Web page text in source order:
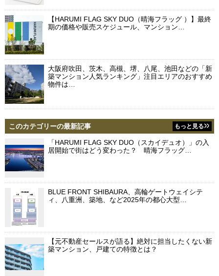
【HARUMI FLAG SKY DUO（晴海フラッグ ）】最終
期の価格や販売スケジュール、マンション…
大阪府吹田、茨木、高槻、堺、八尾、池田などの「新
築マンション人気ランキング」注目エリアのおすすめ
物件は…
このカテゴリーの最新記事 もっと見る
「HARUMI FLAG SKY DUO（スカイデュオ）」の入
居開始で街はどう変わった？ 晴海フラッグ…
BLUE FRONT SHIBAURA、高輪ゲートウェイシテ
ィ、八重洲、築地、など2025年の都心大型…
【元不動産セールスが語る】絶対に担当したくない新
築マンション、戸建ての特徴とは？